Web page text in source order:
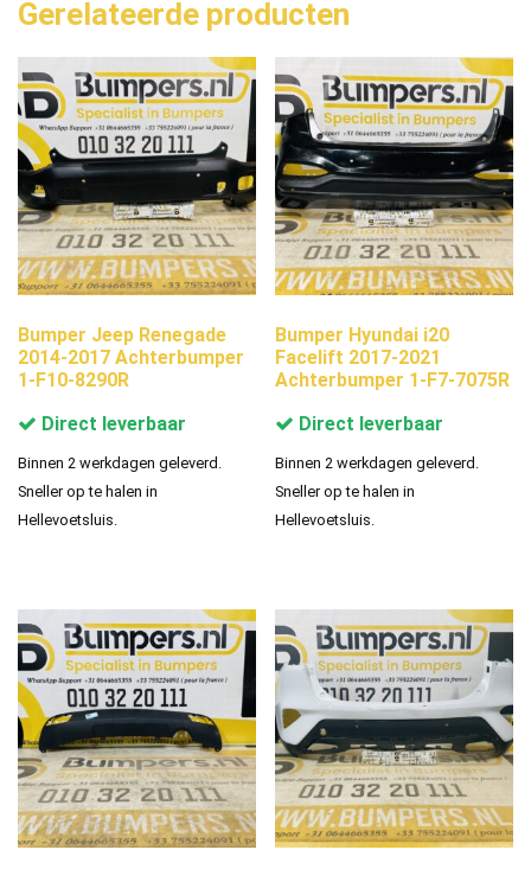
Gerelateerde producten
Bumper Jeep Renegade
2014-2017 Achterbumper
1-F10-8290R
Direct leverbaar
Binnen 2 werkdagen geleverd.
Sneller op te halen in
Hellevoetsluis.
Bumper Hyundai i20
Facelift 2017-2021
Achterbumper 1-F7-7075R
Direct leverbaar
Binnen 2 werkdagen geleverd.
Sneller op te halen in
Hellevoetsluis.